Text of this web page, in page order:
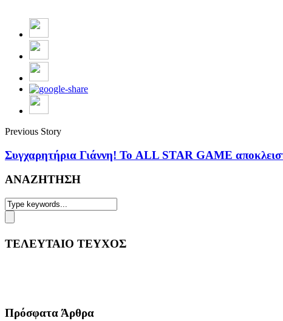
Previous Story
Συγχαρητήρια Γιάννη! Το ALL STAR GAME
ΑΝΑΖΗΤΗΣΗ
ΤΕΛΕΥΤΑΙΟ ΤΕΥΧΟΣ
Πρόσφατα Άρθρα